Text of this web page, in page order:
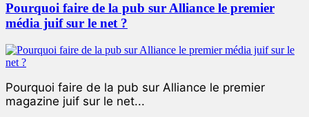
Pourquoi faire de la pub sur Alliance le premier
média juif sur le net ?
Pourquoi faire de la pub sur Alliance le premier
magazine juif sur le net...